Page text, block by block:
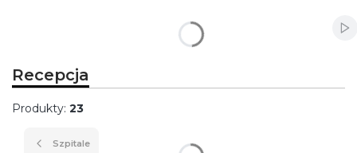
Recepcja
Produkty: 23
Szpitale